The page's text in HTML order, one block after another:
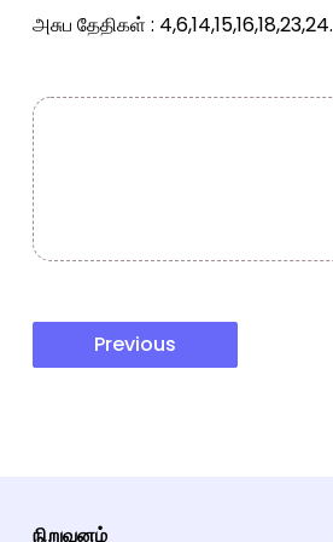
அசுப தேதிகள் : 4,6,14,15,16,18,23,24.
Previous
நிறுவனம்